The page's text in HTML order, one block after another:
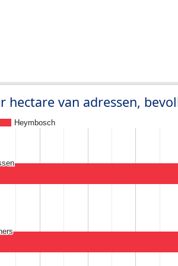
hectare van adressen,
Heymbosch